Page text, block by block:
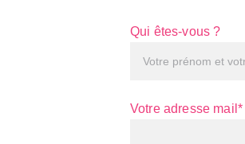
Qui êtes-vous ?
Votre adresse mail*